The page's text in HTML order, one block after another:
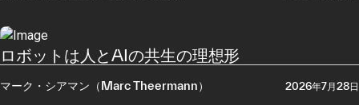
ロボットは人とAIの共生の理想形
マーク・シアマン（Marc Theermann） 2026年7月28日